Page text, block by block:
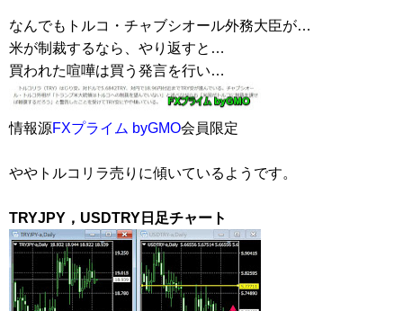
なんでもトルコ・チャブシオール外務大臣が…
米が制裁するなら、やり返すと…
買われた喧嘩は買う発言を行い…
情報源FXプライム byGMO会員限定
ややトルコリラ売りに傾いているようです。
TRYJPY，USDTRY日足チャート